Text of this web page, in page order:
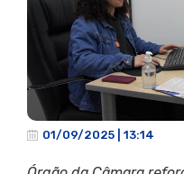
01/09/2025 | 13:14